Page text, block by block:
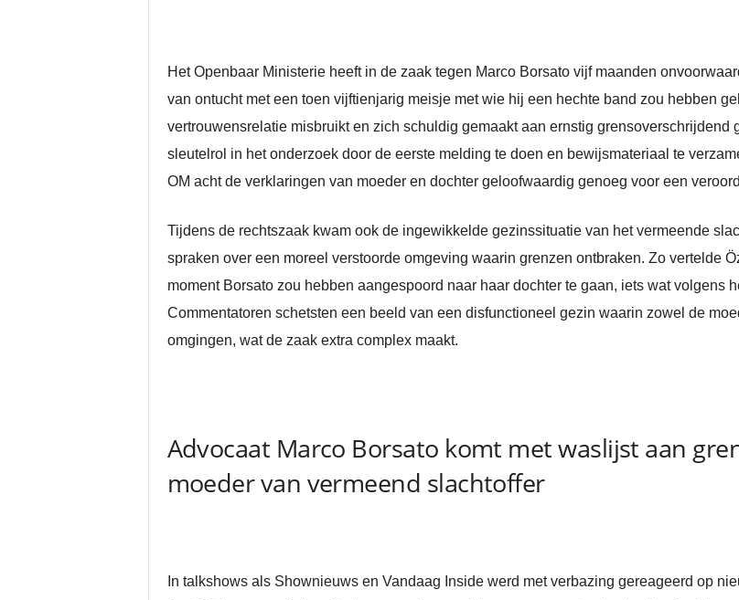
Het Openbaar Ministerie heeft in de zaak tegen Marco Borsato vijf maanden
van ontucht met een toen vijftienjarig meisje met wie hij een hechte band zou hebben
vertrouwensrelatie misbruikt en zich schuldig gemaakt aan ernstig grensoverschrijdend
sleutelrol in het onderzoek door de eerste melding te doen en bewijsmateriaal te
OM acht de verklaringen van moeder en dochter geloofwaardig genoeg voor een
Tijdens de rechtszaak kwam ook de ingewikkelde gezinssituatie van het vermeende
spraken over een moreel verstoorde omgeving waarin grenzen ontbraken. Zo vertelde
moment Borsato zou hebben aangespoord naar haar dochter te gaan, iets wat volgens
Commentatoren schetsten een beeld van een disfunctioneel gezin waarin zowel de
omgingen, wat de zaak extra complex maakt.
Advocaat Marco Borsato komt met waslijst aan
moeder van vermeend slachtoffer
In talkshows als Shownieuws en Vandaag Inside werd met verbazing gereageerd op